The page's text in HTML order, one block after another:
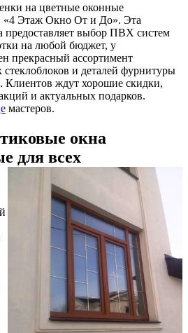
на цветные оконные
«4 Этаж Окно От и До». Эта
предоставляет выбор ПВХ систем
на любой бюджет, у
прекрасный ассортимент
и деталей фурнитуры
Клиентов ждут хорошие скидки,
и актуальных подарков.
мастеров.
окна
для всех